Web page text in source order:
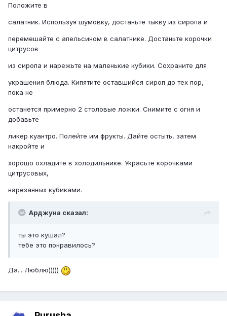
Положите в
салатник. Используя шумовку, достаньте тыкву из сиропа и
перемешайте с апельсином в салатнике. Достаньте корочки
цитрусов
из сиропа и нарежьте на маленькие кубики. Сохраните для
украшения блюда. Кипятите оставшийся сироп до тех пор,
пока не
останется примерно 2 столовые ложки. Снимите с огня и
добавьте
ликер куантро. Полейте им фрукты. Дайте остыть, затем
накройте и
хорошо охладите в холодильнике. Украсьте корочками
цитрусовых,
нарезанных кубиками.
Арджуна сказал:
ты это кушал?
тебе это понравилось?
Да... Люблю)))))